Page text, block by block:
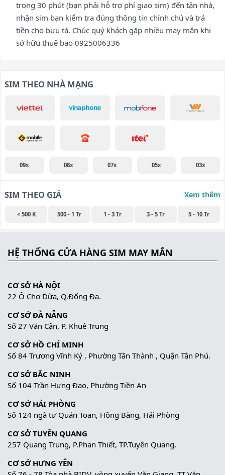
trong 30 phút (bạn phải hỗ trợ phí giao sim) đến tận nhà,
nhận sim bạn kiểm tra đúng thông tin chính chủ và trả
tiền cho bưu tá. Chúc quý khách gặp nhiều may mắn khi
sở hữu thuê bao 0925006336
SIM THEO NHÀ MẠNG
09x 08x 07x 05x 03x
SIM THEO GIÁ Xem thêm
< 500 K 500 - 1 Tr 1 - 3 Tr 3 - 5 Tr 5 - 10 Tr
HỆ THỐNG CỬA HÀNG SIM MAY MẮN
CƠ SỞ HÀ NỘI
22 Ô Chợ Dừa, Q.Đống Đa.
CƠ SỞ ĐÀ NẴNG
Số 27 Văn Cận, P. Khuê Trung
CƠ SỞ HỒ CHÍ MINH
Số 84 Trương Vĩnh Ký , Phường Tân Thành , Quận Tân Phú.
CƠ SỞ BẮC NINH
Số 104 Trần Hưng Đạo, Phường Tiền An
CƠ SỞ HẢI PHÒNG
Số 124 ngã tư Quán Toan, Hồng Bàng, Hải Phòng
CƠ SỞ TUYÊN QUANG
257 Quang Trung, P.Phan Thiết, TP.Tuyên Quang.
CƠ SỞ HƯNG YÊN